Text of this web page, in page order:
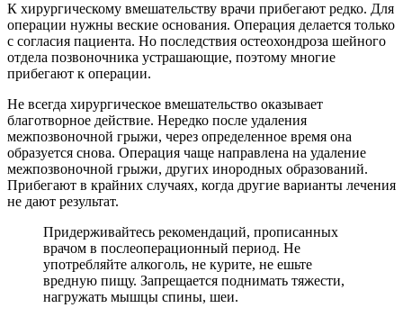
К хирургическому вмешательству врачи прибегают редко. Для
операции нужны веские основания. Операция делается только
с согласия пациента. Но последствия остеохондроза шейного
отдела позвоночника устрашающие, поэтому многие
прибегают к операции.
Не всегда хирургическое вмешательство оказывает
благотворное действие. Нередко после удаления
межпозвоночной грыжи, через определенное время она
образуется снова. Операция чаще направлена на удаление
межпозвоночной грыжи, других инородных образований.
Прибегают в крайних случаях, когда другие варианты лечения
не дают результат.
Придерживайтесь рекомендаций, прописанных
врачом в послеоперационный период. Не
употребляйте алкоголь, не курите, не ешьте
вредную пищу. Запрещается поднимать тяжести,
нагружать мышцы спины, шеи.